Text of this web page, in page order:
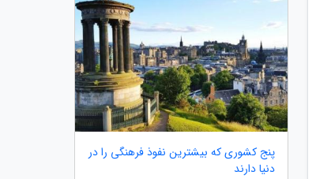
پنج کشوری که بیشترین نفوذ فرهنگی را در
دنیا دارند